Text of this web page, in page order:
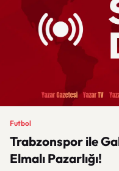
Futbol
Trabzonspor ile
Elmalı Pazarlığı!